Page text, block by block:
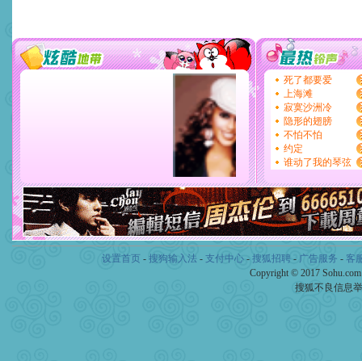
设置首页 - 搜狗输入法 - 支付中心- 搜狐招聘- 广告服务 - 客
Copyright © 2017
搜狐不良信息